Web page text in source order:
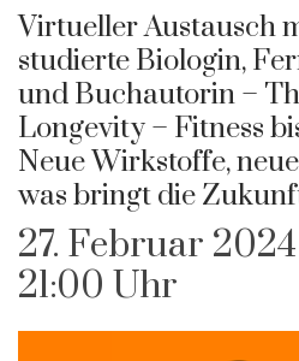
Virtueller Austausch
studierte Biologin,
und Buchautorin –
Longevity – Fitness
Neue Wirkstoffe,
was bringt die
27. Februar
21:00 Uhr